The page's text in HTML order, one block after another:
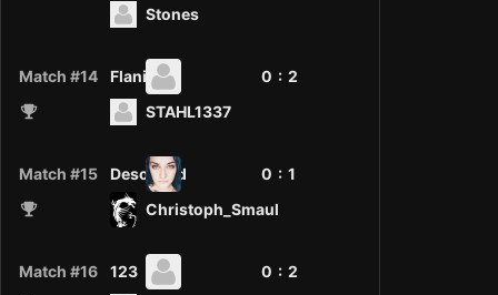
Stones
Match #14 Flanix 0 : 2
STAHL1337
Match #15 Desolated 0 : 1
Christoph_Smaul
Match #16 123 0 : 2